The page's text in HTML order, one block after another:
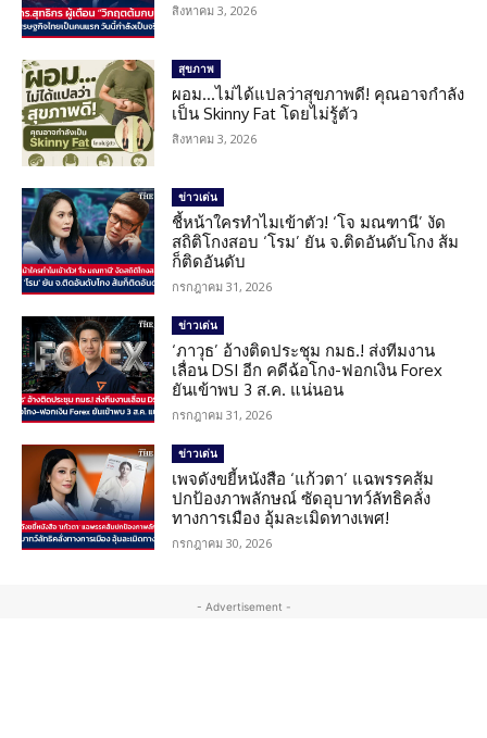
สิงหาคม 3, 2026
สุขภาพ
ผอม…ไม่ได้แปลว่าสุขภาพดี! คุณอาจกำลัง
เป็น Skinny Fat โดยไม่รู้ตัว
สิงหาคม 3, 2026
ข่าวเด่น
ชี้หน้าใครทำไมเข้าตัว! ‘โจ มณฑานี’ งัด
สถิติโกงสอบ ‘โรม’ ยัน จ.ติดอันดับโกง ส้ม
ก็ติดอันดับ
กรกฎาคม 31, 2026
ข่าวเด่น
‘ภาวุธ’ อ้างติดประชุม กมธ.! ส่งทีมงาน
เลื่อน DSI อีก คดีฉ้อโกง-ฟอกเงิน Forex
ยันเข้าพบ 3 ส.ค. แน่นอน
กรกฎาคม 31, 2026
ข่าวเด่น
เพจดังขยี้หนังสือ ‘แก้วตา’ แฉพรรคส้ม
ปกป้องภาพลักษณ์ ซัดอุบาทว์ลัทธิคลั่ง
ทางการเมือง อุ้มละเมิดทางเพศ!
กรกฎาคม 30, 2026
- Advertisement -